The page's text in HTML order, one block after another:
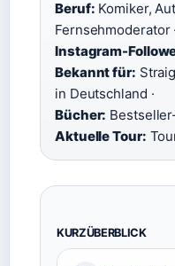
Beruf: Komiker,
Fernsehmoderator ·
Instagram-
Bekannt für:
in Deutschland ·
Bücher:
Aktuelle Tour:
KURZÜBERBLICK